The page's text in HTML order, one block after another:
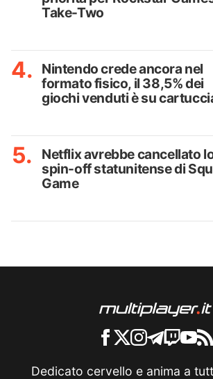
Take-Two
Nintendo crede ancora nel
formato fisico, il 38,5% dei
giochi venduti è su
Netflix avrebbe cancellato
spin-off statunitense di
Game
Dedicato cervello e anima a